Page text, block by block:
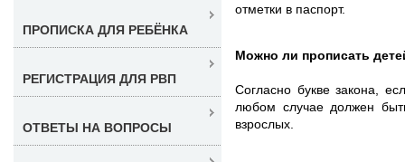
отметки в паспорт.
Можно ли прописать
Согласно букве закона,
любом случае должен
взрослых.
ПРОПИСКА ДЛЯ РЕБЁНКА
РЕГИСТРАЦИЯ ДЛЯ РВП
ОТВЕТЫ НА ВОПРОСЫ